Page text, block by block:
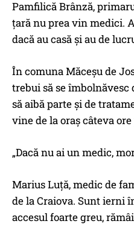
Pamfilică Brânză,
țară nu prea vin medici.
dacă au casă și au de
În comuna Măceșu de
trebui să se îmbolnăvesc
să aibă parte şi de
vine de la oraș câteva ore
„Dacă nu ai un medic,
Marius Luță, medic de
de la Craiova. Sunt ierni
accesul foarte greu,